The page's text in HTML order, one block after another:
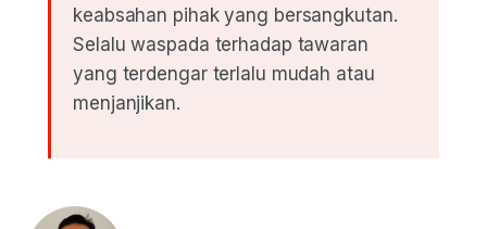
keabsahan pihak yang bersangkutan.
Selalu waspada terhadap tawaran
yang terdengar terlalu mudah atau
menjanjikan.